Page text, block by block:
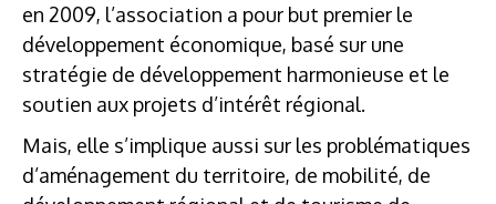
en 2009, l’association a pour but premier le
développement économique, basé sur une
stratégie de développement harmonieuse et le
soutien aux projets d’intérêt régional.
Mais, elle s’implique aussi sur les problématiques
d’aménagement du territoire, de mobilité, de